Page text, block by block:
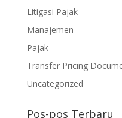
Litigasi Pajak
Manajemen
Pajak
Transfer Pricing
Uncategorized
Pos-pos Terbaru